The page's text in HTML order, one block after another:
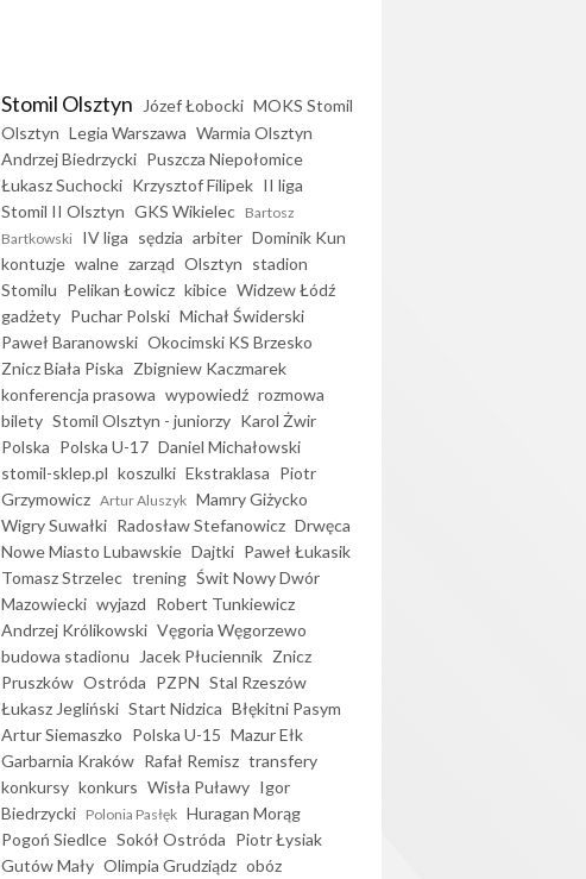
Stomil Olsztyn Józef Łobocki MOKS Stomil
Olsztyn Legia Warszawa Warmia Olsztyn
Andrzej Biedrzycki Puszcza Niepołomice
Łukasz Suchocki Krzysztof Filipek II liga
Stomil II Olsztyn GKS Wikielec Bartosz
Bartkowski IV liga sędzia arbiter Dominik Kun
kontuzje walne zarząd Olsztyn stadion
Stomilu Pelikan Łowicz kibice Widzew Łódź
gadżety Puchar Polski Michał Świderski
Paweł Baranowski Okocimski KS Brzesko
Znicz Biała Piska Zbigniew Kaczmarek
konferencja prasowa wypowiedź rozmowa
bilety Stomil Olsztyn - juniorzy Karol Żwir
Polska Polska U-17 Daniel Michałowski
stomil-sklep.pl koszulki Ekstraklasa Piotr
Grzymowicz Artur Aluszyk Mamry Giżycko
Wigry Suwałki Radosław Stefanowicz Drwęca
Nowe Miasto Lubawskie Dajtki Paweł Łukasik
Tomasz Strzelec trening Świt Nowy Dwór
Mazowiecki wyjazd Robert Tunkiewicz
Andrzej Królikowski Vęgoria Węgorzewo
budowa stadionu
Jacek Płuciennik Znicz
Pruszków Ostróda PZPN Stal Rzeszów
Łukasz Jegliński Start Nidzica Błękitni Pasym
Artur Siemaszko Polska U-15 Mazur Ełk
Garbarnia Kraków Rafał Remisz transfery
konkursy konkurs Wisła Puławy Igor
Biedrzycki Polonia Pasłęk Huragan Morąg
Pogoń Siedlce Sokół Ostróda Piotr Łysiak
Gutów Mały Olimpia Grudziądz obóz